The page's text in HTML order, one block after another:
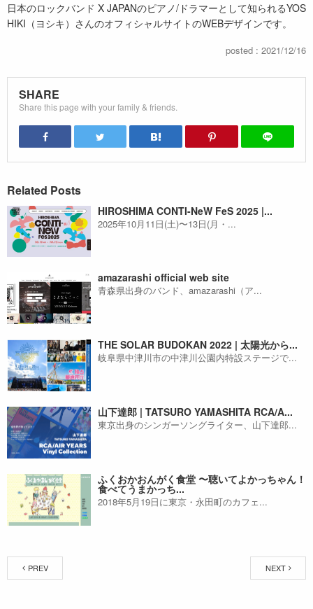
日本のロックバンド X JAPANのピアノ/ドラマーとして知られるYOS
HIKI（ヨシキ）さんのオフィシャルサイトのWEBデザインです。
posted : 2021/12/16
SHARE
Share this page with your family & friends.
Related Posts
HIROSHIMA CONTI-NeW FeS 2025 |...
2025年10月11日(土)〜13日(月・...
amazarashi official web site
青森県出身のバンド、amazarashi（ア...
THE SOLAR BUDOKAN 2022 | 太陽光から...
岐阜県中津川市の中津川公園内特設ステージで...
山下達郎 | TATSURO YAMASHITA RCA/A...
東京出身のシンガーソングライター、山下達郎...
ふくおかおんがく食堂 〜聴いてよかっちゃん！
食べてうまかっち...
2018年5月19日に東京・永田町のカフェ...
PREV NEXT